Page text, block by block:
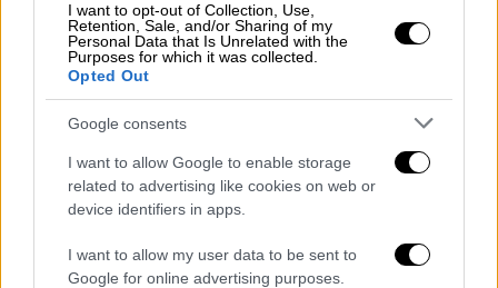
I want to opt-out of Collection, Use,
Retention, Sale, and/or Sharing of my
Personal Data that Is Unrelated with the
Purposes for which it was collected.
Opted Out
Google consents
I want to allow Google to enable storage
related to advertising like cookies on web or
device identifiers in apps.
I want to allow my user data to be sent to
Google for online advertising purposes.
σημειώθηκαν μία σειρά από περιστατικά που
παραβίασαν ευθέως την υποχρέωση
ενεργούς συνεργασίας της ΑΛΤΕΡ ΕΓΚΟ,
τόσο κατά τη διάρκεια, όσο και ύστερα από
την ολοκλήρωση του ελέγχου της
διεξαγόμενης έρευνας.
Περαιτέρω, το φυσικό πρόσωπο
παρεμπόδισε τον επιτόπιο έλεγχο στις
εγκαταστάσεις της εν λόγω εταιρείας, ιδίως